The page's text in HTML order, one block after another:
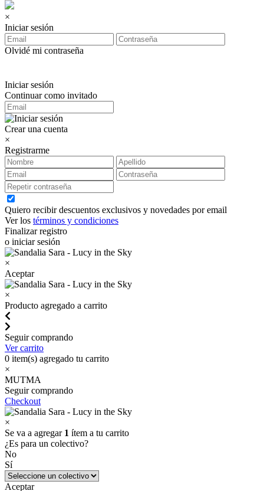
×
Iniciar sesión
Olvidé mi contraseña
Iniciar sesión
Continuar como invitado
Crear una cuenta
×
Registrarme
Quiero recibir descuentos exclusivos y novedades por email
Ver los términos y condiciones
Finalizar registro
o iniciar sesión
×
Aceptar
×
Producto agregado a carrito
Seguir comprando
Ver carrito
0 item(s) agregado tu carrito
×
MUTMA
Seguir comprando
Checkout
×
Se va a agregar 1 ítem a tu carrito
¿Es para un colectivo?
No
Sí
Aceptar